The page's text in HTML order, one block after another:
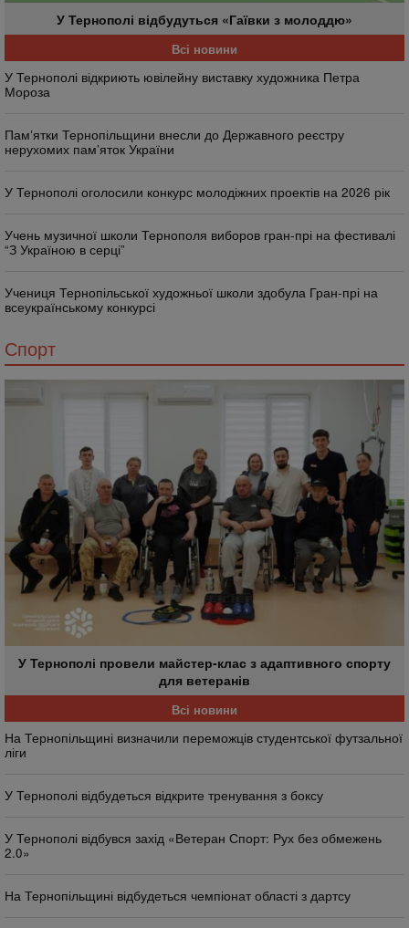
У Тернополі відбудуться «Гаївки з молоддю»
Всі новини
У Тернополі відкриють ювілейну виставку художника Петра
Мороза
Памʼятки Тернопільщини внесли до Державного реєстру
нерухомих пам’яток України
У Тернополі оголосили конкурс молодіжних проектів на 2026 рік
Учень музичної школи Тернополя виборов гран-прі на фестивалі
“З Україною в серці”
Учениця Тернопільської художньої школи здобула Гран-прі на
всеукраїнському конкурсі
Спорт
У Тернополі провели майстер-клас з адаптивного спорту
для ветеранів
Всі новини
На Тернопільщині визначили переможців студентської футзальної
ліги
У Тернополі відбудеться відкрите тренування з боксу
У Тернополі відбувся захід «Ветеран Спорт: Рух без обмежень
2.0»
На Тернопільщині відбудеться чемпіонат області з дартсу